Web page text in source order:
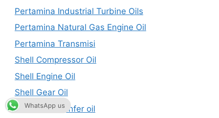
Pertamina Industrial Turbine Oils
Pertamina Natural Gas Engine Oil
Pertamina Transmisi
Shell Compressor Oil
Shell Engine Oil
Shell Gear Oil
Shell Heat tranfer oil
WhatsApp us